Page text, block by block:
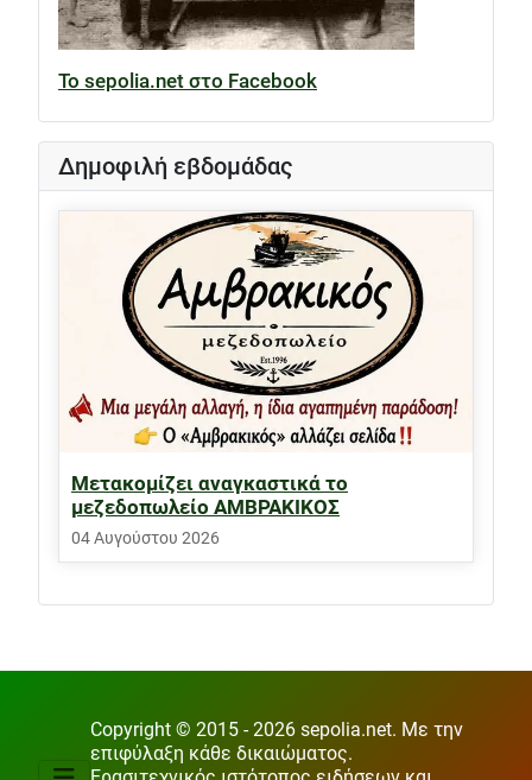
Το sepolia.net στο Facebook
Δημοφιλή εβδομάδας
Μετακομίζει αναγκαστικά το
μεζεδοπωλείο ΑΜΒΡΑΚΙΚΟΣ
04 Αυγούστου 2026
Copyright © 2015 - 2026 sepolia.net. Με την
επιφύλαξη κάθε δικαιώματος.